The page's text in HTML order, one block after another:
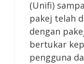
(Unifi)
pakej telah
dengan
bertukar
pengguna